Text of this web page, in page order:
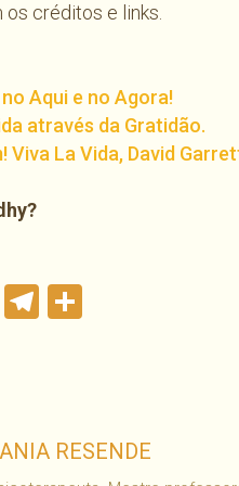
créditos e links.
Aqui e no Agora!
através da Gratidão.
Viva La Vida, David
WhatsApp
Telegram
RESENDE